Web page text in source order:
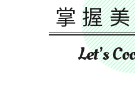
掌握
Let’s